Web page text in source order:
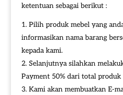
ketentuan sebagai berikut :
Pilih produk mebel yang
informasikan nama barang
kepada kami.
Selanjutnya silahkan
Payment 50% dari total produk
Kami akan membuatkan E-